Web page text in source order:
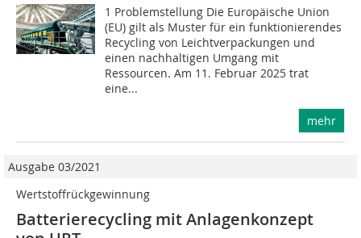
1 Problemstellung Die Europäische Union
(EU) gilt als Muster für ein funktionierendes
Recycling von Leichtverpackungen und
einen nachhaltigen Umgang mit
Ressourcen. Am 11. Februar 2025 trat
eine...
mehr
Ausgabe 03/2021
Wertstoffrückgewinnung
Batterierecycling mit Anlagenkonzept